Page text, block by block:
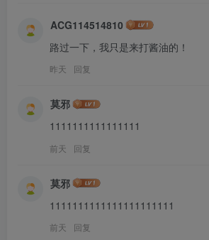
ACG114514810
路过一下，我只是来打酱油的！
昨天 回复
莫邪
1111111111111111
前天 回复
莫邪
1111111111111111111111
前天 回复